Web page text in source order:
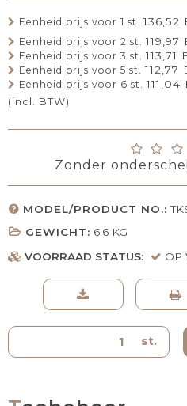
Eenheid prijs voor 1 st. 136,52
Eenheid prijs voor 2 st. 119,97
Eenheid prijs voor 3 st. 113,71
Eenheid prijs voor 5 st. 112,77
Eenheid prijs voor 6 st. 111,04
(incl. BTW)
Zonder
MODEL/PRODUCT NO.:
GEWICHT: 6.6 KG
VOORRAAD STATUS:
OP
st.